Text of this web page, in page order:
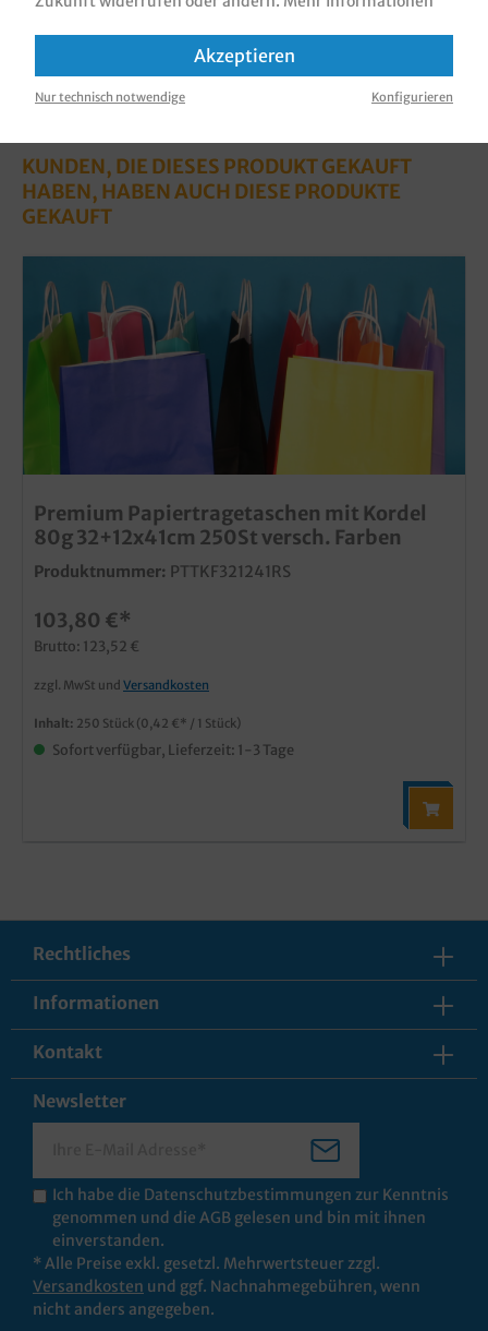
KUNDEN, DIE DIESES PRODUKT GEKAUFT
HABEN, HABEN AUCH DIESE PRODUKTE
GEKAUFT
Premium Papiertragetaschen mit Kordel
80g 32+12x41cm 250St versch. Farben
Produktnummer: PTTKF321241RS
103,80 €*
Brutto: 123,52 €
zzgl. MwSt und Versandkosten
Inhalt: 250 Stück (0,42 €* / 1 Stück)
Sofort verfügbar, Lieferzeit: 1-3 Tage
Rechtliches
Informationen
Kontakt
Newsletter
Ich habe die Datenschutzbestimmungen zur Kenntnis
genommen und die AGB gelesen und bin mit ihnen
einverstanden.
* Alle Preise exkl. gesetzl. Mehrwertsteuer zzgl.
Versandkosten und ggf. Nachnahmegebühren, wenn
nicht anders angegeben.
Akzeptieren
Nur technisch notwendige Konfigurieren